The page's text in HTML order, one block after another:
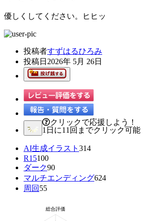
優しくしてください。ヒヒッ
投稿者すずはるひろみ
投稿日 2026年 5月 26日
クリックで応援しよう！
1日に11回までクリック可能
AI生成イラスト 314
R15100
ダーク90
マルチエンディング624
周回 55